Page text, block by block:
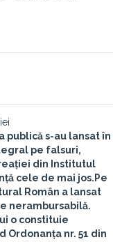
publică s-au lansat în
pe falsuri,
din Institutul
cele de mai jos. Pe
Român a lansat
nerambursabilă.
o constituie
Ordonanța nr. 51 din